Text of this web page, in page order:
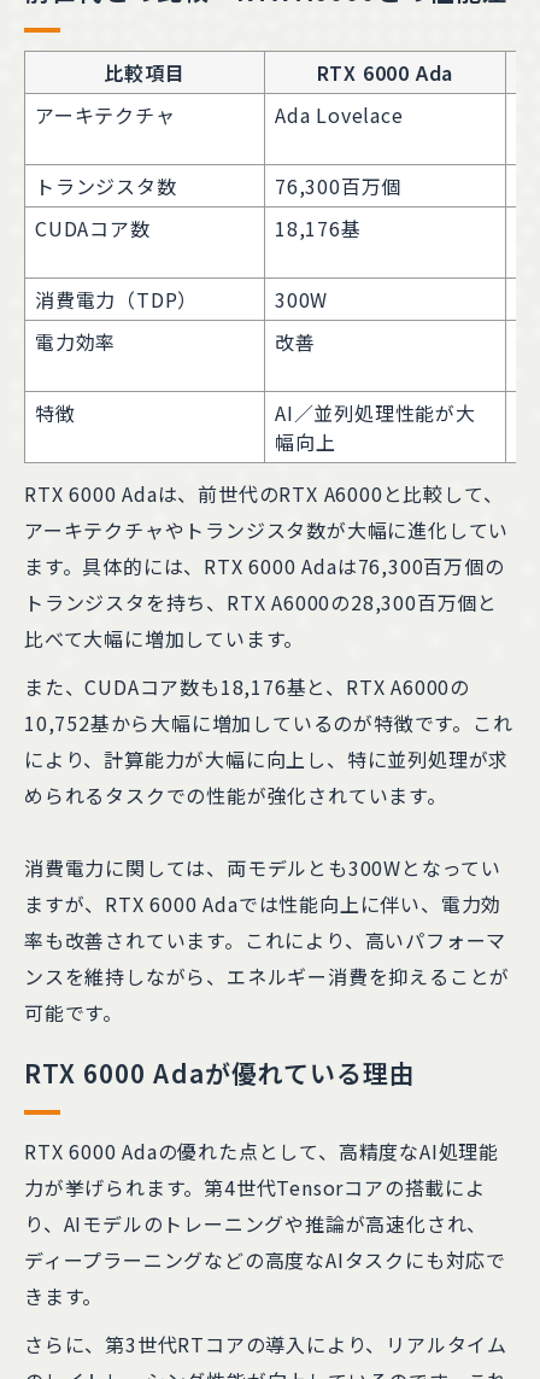
比較項目 RTX 6000 Ada
アーキテクチャ
Ada Lovelace
トランジスタ数 76,300百万個
CUDAコア数
18,176基
消費電力（TDP） 300W
電力効率
改善
特徴
AI／並列処理性能が大
幅向上
RTX 6000 Adaは、前世代のRTX A6000と比較して、
アーキテクチャやトランジスタ数が大幅に進化してい
ます。具体的には、RTX 6000 Adaは76,300百万個の
トランジスタを持ち、RTX A6000の28,300百万個と
比べて大幅に増加しています。
また、CUDAコア数も18,176基と、RTX A6000の
10,752基から大幅に増加しているのが特徴です。これ
により、計算能力が大幅に向上し、特に並列処理が求
められるタスクでの性能が強化されています。
消費電力に関しては、両モデルとも300Wとなってい
ますが、RTX 6000 Adaでは性能向上に伴い、電力効
率も改善されています。これにより、高いパフォーマ
ンスを維持しながら、エネルギー消費を抑えることが
可能です。
RTX 6000 Adaが優れている理由
RTX 6000 Adaの優れた点として、高精度なAI処理能
力が挙げられます。第4世代Tensorコアの搭載によ
り、AIモデルのトレーニングや推論が高速化され、
ディープラーニングなどの高度なAIタスクにも対応で
きます。
さらに、第3世代RTコアの導入により、リアルタイム